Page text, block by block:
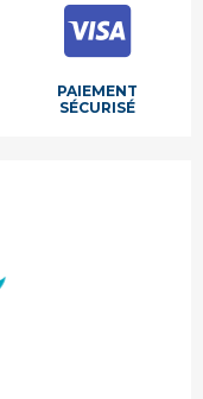
PAIEMENT
SÉCURISÉ